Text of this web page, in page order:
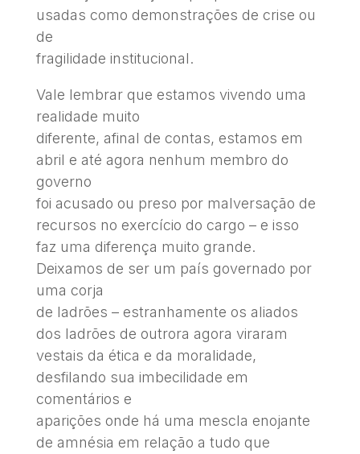
usadas como demonstrações de crise ou
de
fragilidade institucional.
Vale lembrar que estamos vivendo uma
realidade muito
diferente, afinal de contas, estamos em
abril e até agora nenhum membro do
governo
foi acusado ou preso por malversação de
recursos no exercício do cargo – e isso
faz uma diferença muito grande.
Deixamos de ser um país governado por
uma corja
de ladrões – estranhamente os aliados
dos ladrões de outrora agora viraram
vestais da ética e da moralidade,
desfilando sua imbecilidade em
comentários e
aparições onde há uma mescla enojante
de amnésia em relação a tudo que